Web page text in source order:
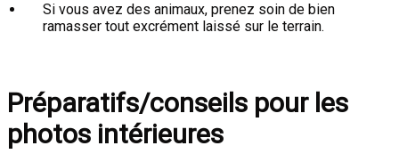
Si vous avez des animaux, prenez soin de bien
ramasser tout excrément laissé sur le terrain.
Préparatifs/conseils pour les
photos intérieures